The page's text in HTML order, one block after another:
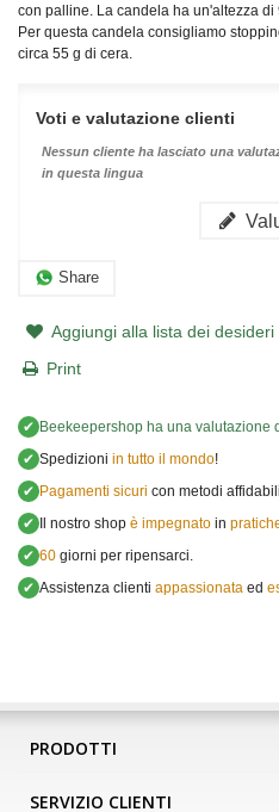
con palline. La candela ha un'altezza di
Per questa candela consigliamo
circa 55 g di cera.
Voti e valutazione clienti
Nessun cliente ha lasciato una
in questa lingua
Share
Aggiungi alla lista dei desideri
Print
✔ Beekeepershop ha una valutazione
✔ Spedizioni in tutto il mondo!
✔ Pagamenti sicuri con metodi affidabili.
✔ Il nostro shop è impegnato in
✔ 60 giorni per ripensarci.
✔ Assistenza clienti appassionata ed
PRODOTTI
SERVIZIO CLIENTI